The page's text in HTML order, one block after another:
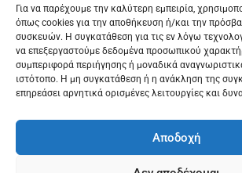
Για να παρέχουμε την καλύτερη εμπειρία,
όπως cookies για την αποθήκευση ή/και την
συσκευών. Η συγκατάθεση για τις εν λόγω
να επεξεργαστούμε δεδομένα προσωπικού
συμπεριφορά περιήγησης ή μοναδικά
ιστότοπο. Η μη συγκατάθεση ή η ανάκληση της
επηρεάσει αρνητικά ορισμένες λειτουργίες και
Αποδοχή
Εγγραφή
Ακολουθήστε μας στα social